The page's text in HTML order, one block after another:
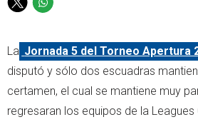
T
i
t
t
r
W
a
t
s
p
p
La Jornada 5 del Torneo Apertura
disputó y sólo dos escuadras
certamen, el cual se mantiene muy
regresaran los equipos de la Leagues